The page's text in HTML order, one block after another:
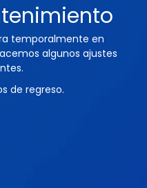
temporalmente en
algunos ajustes
de regreso.